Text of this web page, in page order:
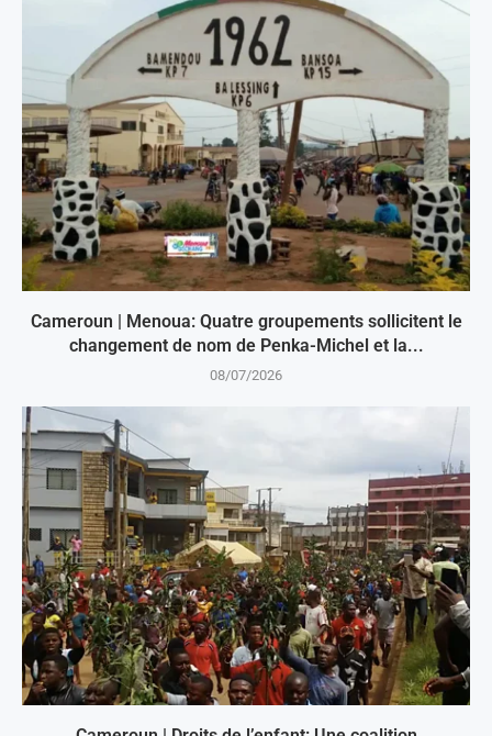
Cameroun | Menoua: Quatre groupements sollicitent le
changement de nom de Penka-Michel et la...
08/07/2026